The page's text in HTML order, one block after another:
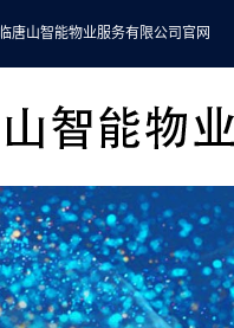
唐山智能物业服务有限公司官网